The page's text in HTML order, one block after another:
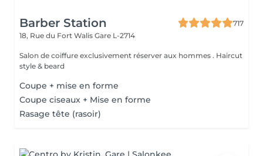
Barber Station
717
18, Rue du Fort Walis Gare L-2714
Salon de coiffure exclusivement réserver aux hommes . Haircut
style & beard
Coupe + mise en forme
Coupe ciseaux + Mise en forme
Rasage tête (rasoir)